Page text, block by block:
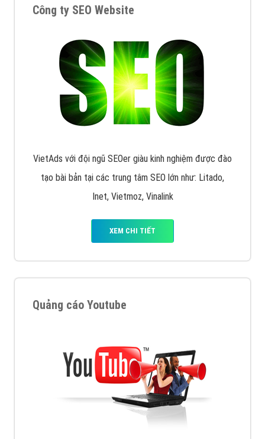
Công ty SEO Website
VietAds với đội ngũ SEOer giàu kinh nghiệm được đào
tạo bài bản tại các trung tâm SEO lớn như: Litado,
Inet, Vietmoz, Vinalink
XEM CHI TIẾT
Quảng cáo Youtube